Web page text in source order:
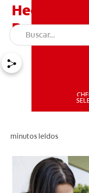
Hechos
Boca Seca
minutos leídos